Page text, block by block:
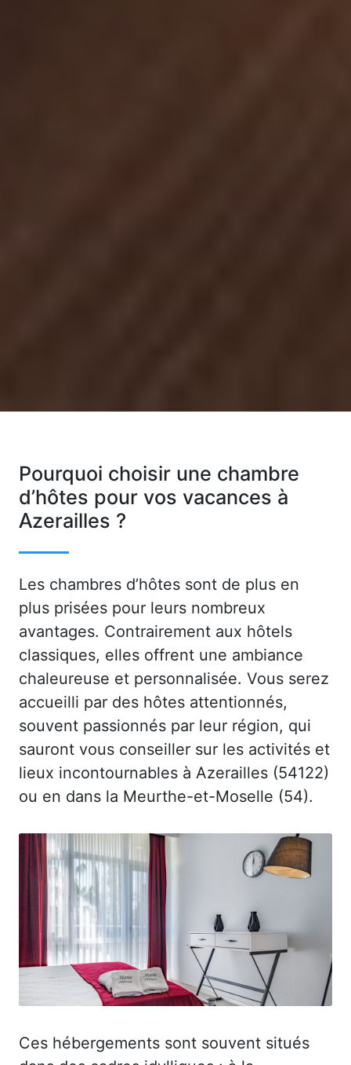
Pourquoi choisir une chambre
d’hôtes pour vos vacances à
Azerailles ?
Les chambres d’hôtes sont de plus en
plus prisées pour leurs nombreux
avantages. Contrairement aux hôtels
classiques, elles offrent une ambiance
chaleureuse et personnalisée. Vous serez
accueilli par des hôtes attentionnés,
souvent passionnés par leur région, qui
sauront vous conseiller sur les activités et
lieux incontournables à Azerailles (54122)
ou en dans la Meurthe-et-Moselle (54).
Ces hébergements sont souvent situés